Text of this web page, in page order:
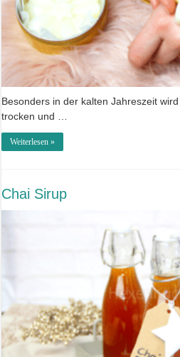
Besonders in der kalten Jahreszeit
trocken und …
Weiterlesen »
Chai Sirup